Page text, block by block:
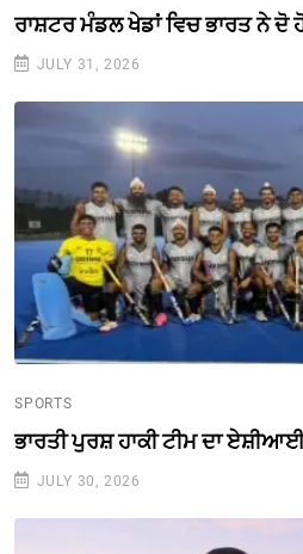
ਰਾਸ਼ਟਰ ਮੰਡਲ ਖੇਡਾਂ ਵਿਚ ਭਾਰਤ ਨੇ ਦੋ
JULY 31, 2026
SPORTS
ਭਾਰਤੀ ਪੁਰਸ਼ ਹਾਕੀ ਟੀਮ ਦਾ
JULY 30, 2026